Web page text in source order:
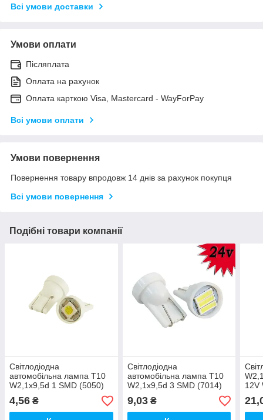
Всі умови доставки
Умови оплати
Післяплата
Оплата на рахунок
Оплата карткою Visa, Mastercard - WayForPay
Всі умови оплати
Умови повернення
Повернення товару впродовж 14 днів за рахунок покупця
Всі умови повернення
Подібні товари компанії
Світлодіодна
автомобільна лампа T10
W2,1x9,5d 1 SMD (5050)
12V WHITE
4,56 ₴
Світлодіодна
автомобільна лампа T10
W2,1x9,5d 3 SMD (7014)
24V WHITE пластиковий
цоколь
9,03₴
12V